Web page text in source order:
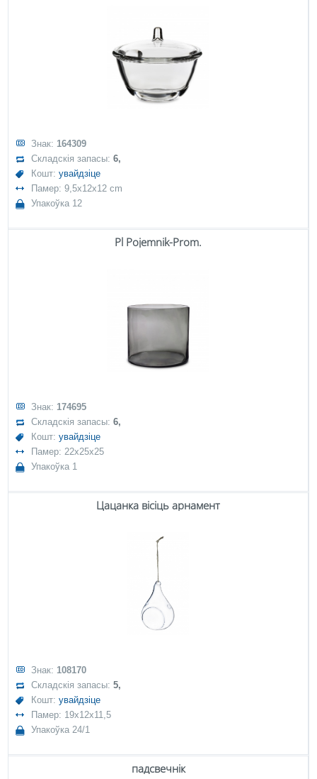
Знак: 164309
Складскія запасы:6,
Кошт:увайдзіце
Памер: 9,5x12x12 cm
Упакоўка 12
Pl Pojemnik-Prom.
Знак: 174695
Складскія запасы:6,
Кошт:увайдзіце
Памер: 22x25x25
Упакоўка 1
Цацанка вісіць арнамент
Знак: 108170
Складскія запасы:5,
Кошт:увайдзіце
Памер: 19x12x11,5
Упакоўка 24/1
падсвечнік